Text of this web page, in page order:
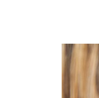
13:44
12:44
11:12